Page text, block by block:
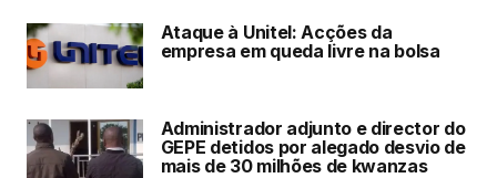
Ataque à Unitel: Acções da
empresa em queda livre na bolsa
Administrador adjunto e director do
GEPE detidos por alegado desvio de
mais de 30 milhões de kwanzas